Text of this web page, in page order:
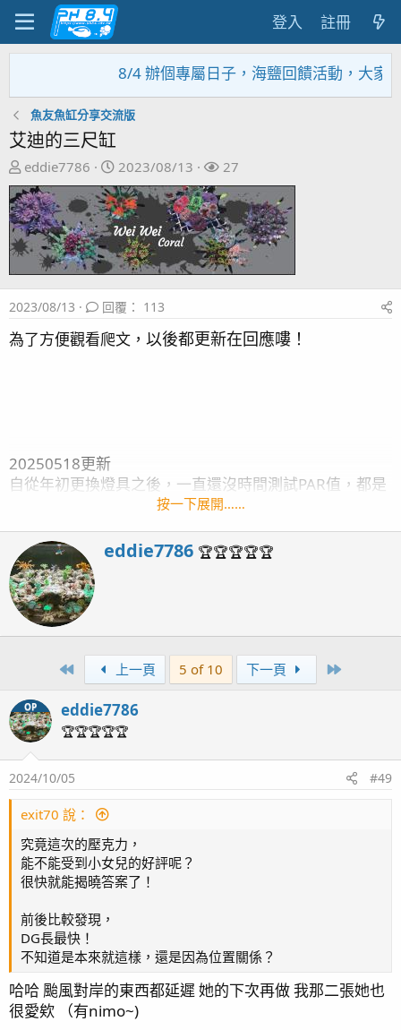
登入 註冊
8/4 辦個專屬日子，海鹽回饋活動，大家趕
魚友魚缸分享交流版
艾迪的三尺缸
主
題
發
起
人
eddie7786
開
始
日
期
2023/08/13
關
注
者
27
2023/08/13 回覆： 113
為了方便觀看爬文， 以後都更新在回應嘍！
20250518更新
自從年初更換燈具之後，一直還沒時間測試PAR值，都是
用去年舊的測試值來推測，趁著這次剛好有空，跟魚友商
果然跟我預想的差了不少。
從測試中發現 有些珊瑚慢慢長大，在附近的點只要有一
點點遮光，PAR值就會有差，甚至會出現水淺比水深的
PAR值還低，但整體而言中央區塊的PAR都很接近 ，慢慢
往二側減弱。
1-2公分=900
15公分=660
30公分=480
底部軟體部份，因為都在造景下，剛好作為高光的遮蔽，
PAR大概落在100-200間，看遮光的狀況，除了右上著的
紀錄起來做為以後調整的依據
另外N為0 P0.06 已經有一段時間，提高餵食等等也都進
行了，但N還是不見提升，開始增加滴定N提升N,避免失
衡。
20250512更新
補上一些照片
按一下展開……
W
e
n
b
eddie7786 🏆🏆🏆🏆🏆
First 上一頁 5 of 10 下一頁
OP eddie7786
🏆🏆🏆🏆🏆
2024/10/05 #49
exit70 說：
究竟這次的壓克力，
能不能受到小女兒的好評呢？
很快就能揭曉答案了！
前後比較發現，
DG長最快！
不知道是本來就這樣，還是因為位置關係？
哈哈 颱風對岸的東西都延遲 她的下次再做 我那二張她也
很愛欸 （有nimo~)